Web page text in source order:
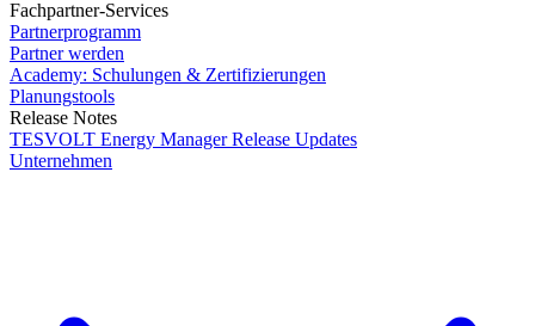
Fachpartner-Services
Partnerprogramm
Partner werden
Academy: Schulungen & Zertifizierungen
Planungstools
Release Notes
TESVOLT Energy Manager Release Updates
Unternehmen